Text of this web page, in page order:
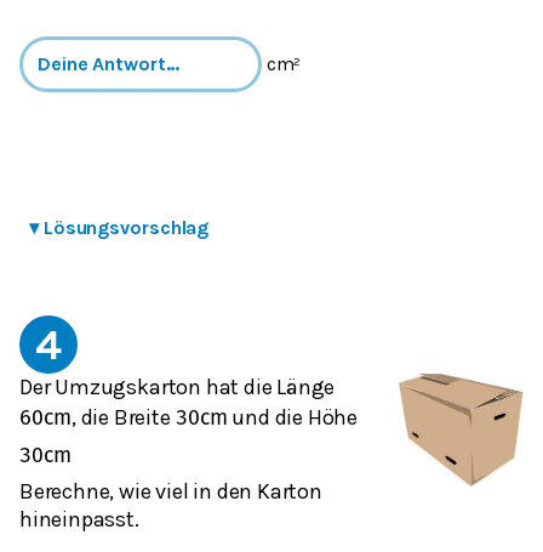
cm²
▾ Lösungsvorschlag
4
Der Umzugskarton hat die Länge
60cm, die Breite 30cm und die Höhe
30cm
Berechne, wie viel in den Karton
hineinpasst.